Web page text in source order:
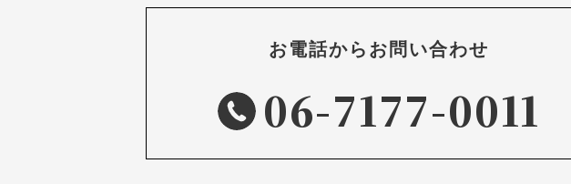
お電話からお問い合わせ
06-7177-0011